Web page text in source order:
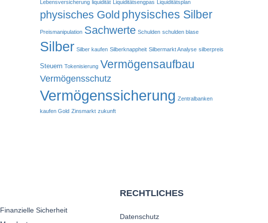
Lebensversicherung liquidität Liquiditätsengpas Liquiditätsplan
physisches Gold physisches Silber
Preismanipulation Sachwerte Schulden schulden blase
Silber Silber kaufen Silberknappheit Silbermarkt Analyse silberpreis
Steuern Tokenisierung Vermögensaufbau
Vermögensschutz
Vermögenssicherung Zentralbanken
kaufen Gold Zinsmarkt zukunft
Finanzielle Sicherheit
RECHTLICHES
Datenschutz